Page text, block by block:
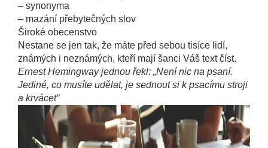
– synonyma
– mazání přebytečných slov
Široké obecenstvo
Nestane se jen tak, že máte před sebou tisíce lidí,
známých i neznámých, kteří mají šanci Váš text číst.
Ernest Hemingway jednou řekl: „Není nic na psaní.
Jediné, co musíte udělat, je sednout si k psacímu stroji
a krvácet“